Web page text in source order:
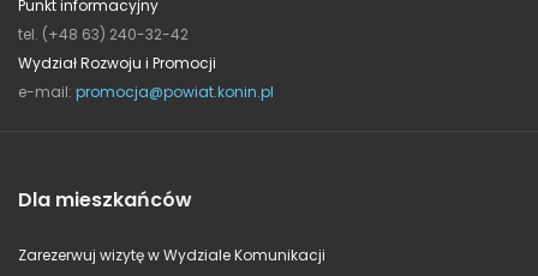
Punkt informacyjny
tel. (+48 63) 240-32-42
Wydział Rozwoju i Promocji
e-mail: promocja@powiat.konin.pl
Dla mieszkańców
Zarezerwuj wizytę w Wydziale Komunikacji